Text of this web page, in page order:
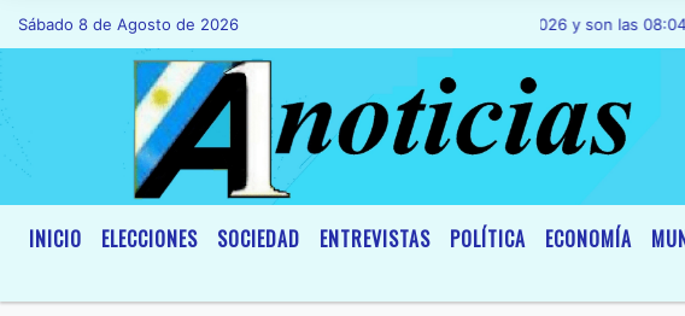
Sábado 8 de Agosto de 2026Hoy es Sábado 8 de Agosto de 2026 y son las 08:04 - ** La
INICIO ELECCIONES SOCIEDAD ENTREVISTAS POLÍTICA ECONOMÍA